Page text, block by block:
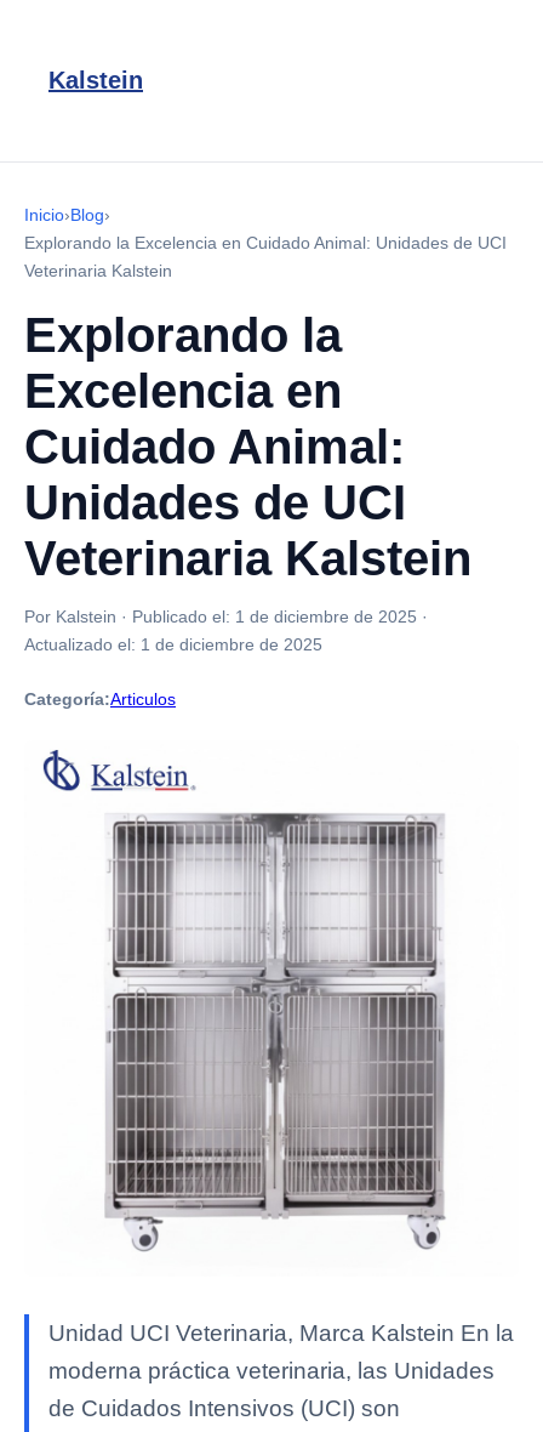
Kalstein
Inicio›Blog›
Explorando la Excelencia en Cuidado Animal: Unidades de UCI
Veterinaria Kalstein
Explorando la
Excelencia en
Cuidado Animal:
Unidades de UCI
Veterinaria Kalstein
Por Kalstein · Publicado el: 1 de diciembre de 2025 ·
Actualizado el: 1 de diciembre de 2025
Categoría:Articulos
Unidad UCI Veterinaria, Marca Kalstein En la
moderna práctica veterinaria, las Unidades
de Cuidados Intensivos (UCI) son